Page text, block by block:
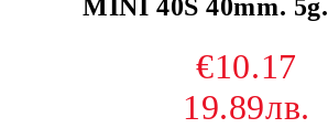
MINI 40S 40mm.
€10.17
19.89лв.